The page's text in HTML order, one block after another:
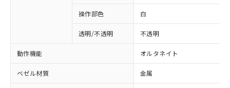
操作部色 白
透明/不透明 不透明
動作機能 オルタネイト
ベゼル材質 金属